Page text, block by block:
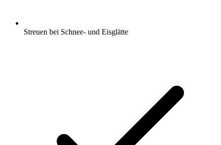
Streuen bei Schnee- und Eisglätte